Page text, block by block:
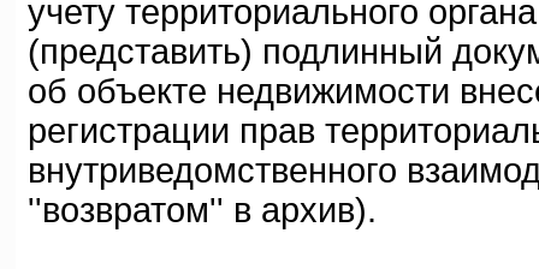
учету территориального
(представить) подлинный
об объекте недвижимости
регистрации прав
внутриведомственного
''возвратом'' в архив).